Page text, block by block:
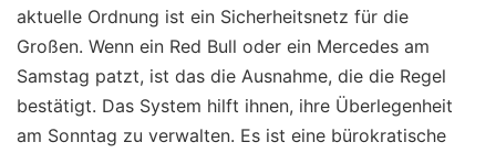
aktuelle Ordnung ist ein Sicherheitsnetz für die
Großen. Wenn ein Red Bull oder ein Mercedes am
Samstag patzt, ist das die Ausnahme, die die Regel
bestätigt. Das System hilft ihnen, ihre Überlegenheit
am Sonntag zu verwalten. Es ist eine bürokratische